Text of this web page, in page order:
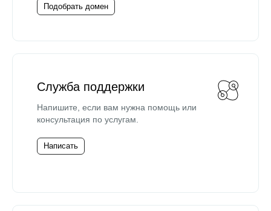
Подобрать домен
Служба поддержки
Напишите, если вам нужна помощь или
консультация по услугам.
Написать